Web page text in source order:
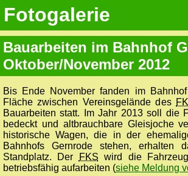
Fotogalerie
Bauarbeiten im Bahnhof
Oktober/November 2012
Bis Ende November fanden im
Fläche zwischen Vereinsgelände des
Bauarbeiten statt. Im Jahr 2013 soll die
bedeckt und altbrauchbare Gleisjoche
historische Wagen, die in der
Bahnhofs Gernrode stehen, erhalten
Standplatz. Der
FKS wird die
betriebsfähig aufarbeiten (siehe Meldung